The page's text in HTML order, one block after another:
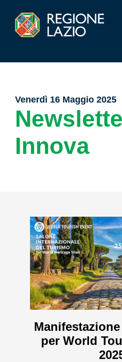
Venerdì 16 Maggio 2025
Innova
per World